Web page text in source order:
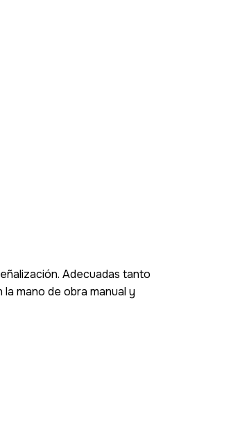
Adecuadas tanto
mano de obra manual y